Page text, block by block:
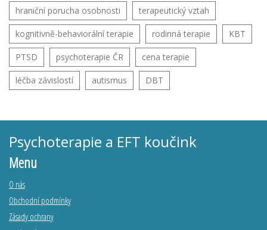
hraniční porucha osobnosti terapeutický vztah
kognitivně-behaviorální terapie rodinná terapie KBT
PTSD psychoterapie ČR cena terapie
léčba závislostí autismus DBT
Psychoterapie a EFT koučink
Menu
O nás
Obchodní podmínky
Zásady ochrany